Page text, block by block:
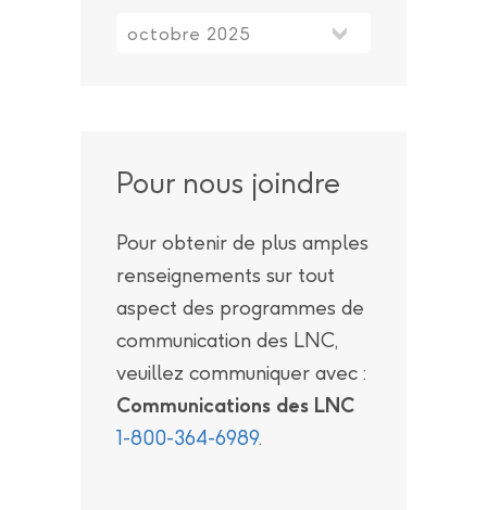
Pour nous joindre
Pour obtenir de plus amples
renseignements sur tout
aspect des programmes de
communication des LNC,
veuillez communiquer avec :
Communications des LNC
1-800-364-6989.